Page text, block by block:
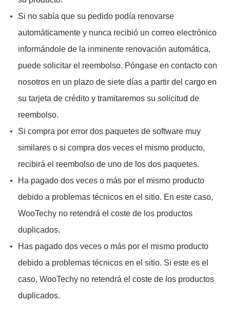
Si no sabía que su pedido podía renovarse
automáticamente y nunca recibió un correo electrónico
informándole de la inminente renovación automática,
puede solicitar el reembolso. Póngase en contacto con
nosotros en un plazo de siete días a partir del cargo en
su tarjeta de crédito y tramitaremos su solicitud de
reembolso.
Si compra por error dos paquetes de software muy
similares o si compra dos veces el mismo producto,
recibirá el reembolso de uno de los dos paquetes.
Ha pagado dos veces o más por el mismo producto
debido a problemas técnicos en el sitio. En este caso,
WooTechy no retendrá el coste de los productos
duplicados.
Has pagado dos veces o más por el mismo producto
debido a problemas técnicos en el sitio. Si este es el
caso, WooTechy no retendrá el coste de los productos
duplicados.